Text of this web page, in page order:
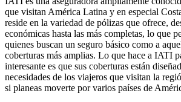
que visitan América Latina y en especial
reside en la variedad de pólizas que ofrece,
económicas hasta las más completas, lo que
quienes buscan un seguro básico como a
coberturas más amplias. Lo que hace a IATI
interesante es que sus coberturas están
necesidades de los viajeros que visitan la
si planeas moverte por varios países de